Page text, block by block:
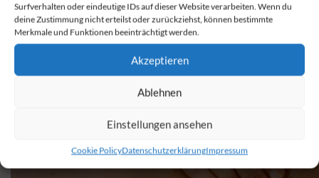
Surfverhalten oder eindeutige IDs auf dieser Website verarbeiten. Wenn du
deine Zustimmung nicht erteilst oder zurückziehst, können bestimmte
Merkmale und Funktionen beeinträchtigt werden.
Akzeptieren
Ablehnen
Einstellungen ansehen
Cookie PolicyDatenschutzerklärungImpressum